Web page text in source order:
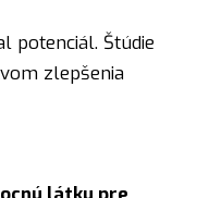
potenciál. Štúdie
zlepšenia